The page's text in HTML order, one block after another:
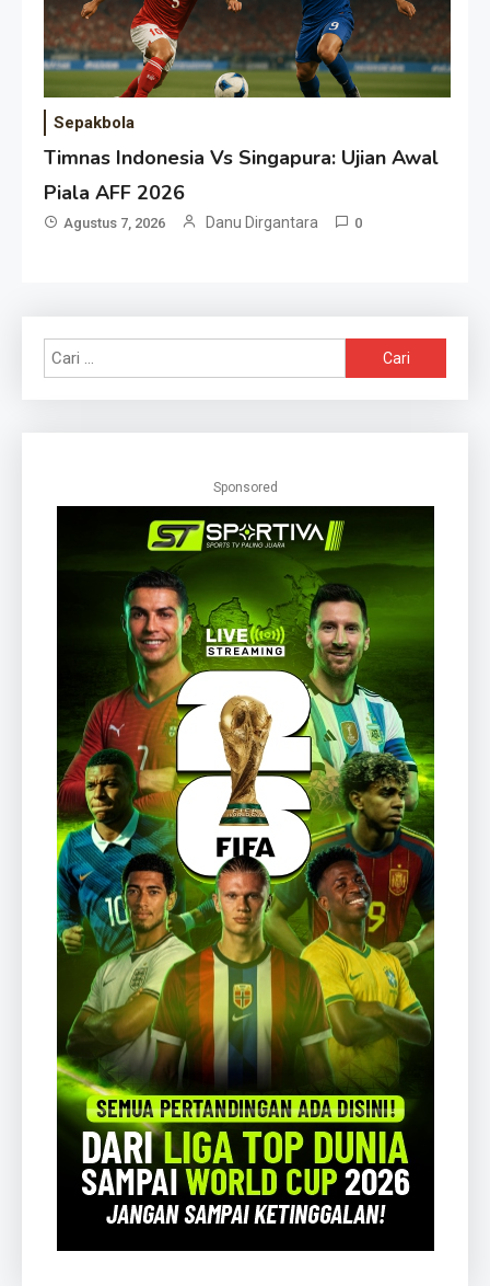
Sepakbola
Timnas Indonesia Vs Singapura: Ujian Awal
Piala AFF 2026
Agustus 7, 2026 Danu Dirgantara 0
untuk:
Sponsored